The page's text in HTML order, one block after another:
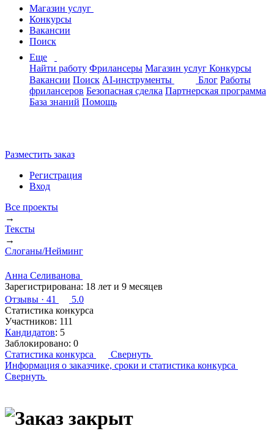
Магазин услуг
Конкурсы
Вакансии
Поиск
Еще
Найти работу Фрилансеры Магазин услуг Конкурсы
Вакансии Поиск AI-инструменты Блог Работы
фрилансеров Безопасная сделка Партнерская программа
База знаний Помощь
Разместить заказ
Регистрация
Вход
Все проекты
→
Тексты
→
Слоганы/Нейминг
Анна Селиванова
Зарегистрирована: 18 лет и 9 месяцев
Отзывы · 41
5.0
Статистика конкурса
Участников: 111
Кандидатов: 5
Заблокировано: 0
Статистика конкурса
Свернуть
Информация о заказчике, сроки и статистика конкурса
Свернуть